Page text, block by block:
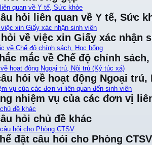
quan về Y tế, Sức khỏe
hỏi liên quan về Y tế, Sức
xin Giấy xác nhận sinh viên
về việc xin Giấy xác nhận
về Chế độ chính sách, Học bổng
mắc về Chế độ chính sách,
hoạt động Ngoại trú, Nội trú (Ký túc xá)
hỏi về hoạt động Ngoại trú,
vụ của các đơn vị liên quan đến sinh viên
nhiệm vụ của các đơn vị
đề khác
hỏi chủ đề khác
hỏi cho Phòng CTSV
đặt câu hỏi cho Phòng CTSV